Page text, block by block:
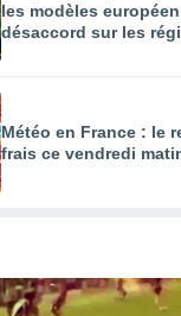
les modèles
désaccord sur les
Météo en France : le
frais ce vendredi